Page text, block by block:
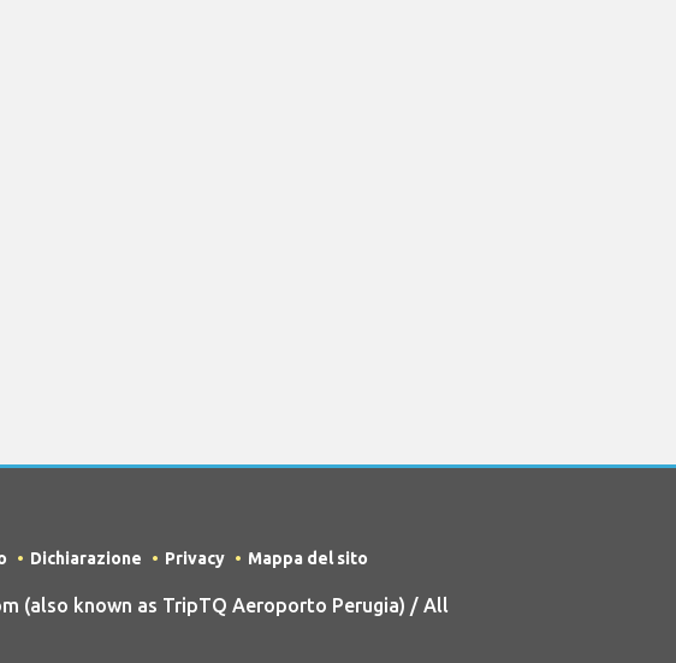
Dichiarazione Privacy Mappa del sito
(also known as TripTQ Aeroporto Perugia) / All